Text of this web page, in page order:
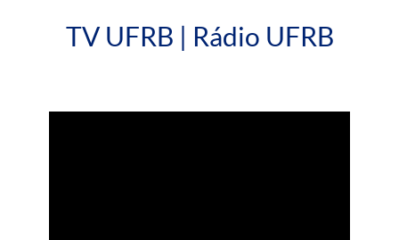
TV UFRB | Rádio UFRB